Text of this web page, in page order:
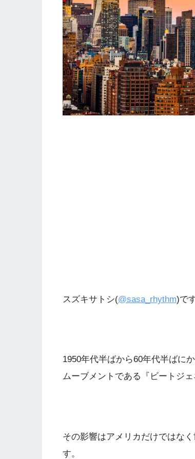
スズキサトシ(@sasa_rhythm)で
1950年代半ばから60年代半ばに
ムーブメントである『ビートジェ
その影響はアメリカだけではな
す。